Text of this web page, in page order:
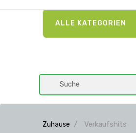
ALLE KATEGORIEN
Zuhause Verkaufshits